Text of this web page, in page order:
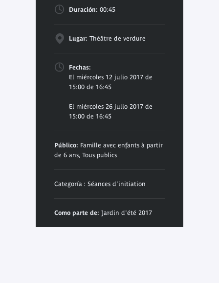
Duración: 00:45
Lugar: Théâtre de verdure
Fechas:
El miércoles 12 julio 2017 de
15:00 de 16:45
El miércoles 26 julio 2017 de
15:00 de 16:45
Público: Famille avec enfants à partir
de 6 ans, Tous publics
Categoría : Séances d'initiation
Como parte de: Jardin d'été 2017